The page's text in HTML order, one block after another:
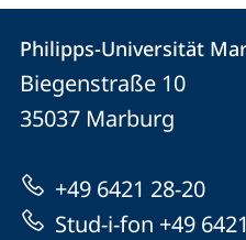
Kontakt
und
Informationen
zur
Website
Philipps-
Universität
Marburg
Philipps-Universität
Biegenstraße 10
35037 Marburg
+49 6421 28-20
Stud-i-fon +49